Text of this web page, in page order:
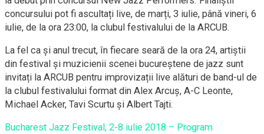
concursului pot fi ascultați live, de marți, 3 iulie, până vineri, 6
iulie, de la ora 23:00, la clubul festivalului de la ARCUB.
La fel ca și anul trecut, în fiecare seară de la ora 24, artiștii
din festival și muzicienii scenei bucureștene de jazz sunt
invitați la ARCUB pentru improvizații live alături de band-ul de
la clubul festivalului format din Alex Arcuș, A-C Leonte,
Michael Acker, Tavi Scurtu și Albert Tajti.
Bucharest Jazz Festival, 2-8 iulie 2018 – Program